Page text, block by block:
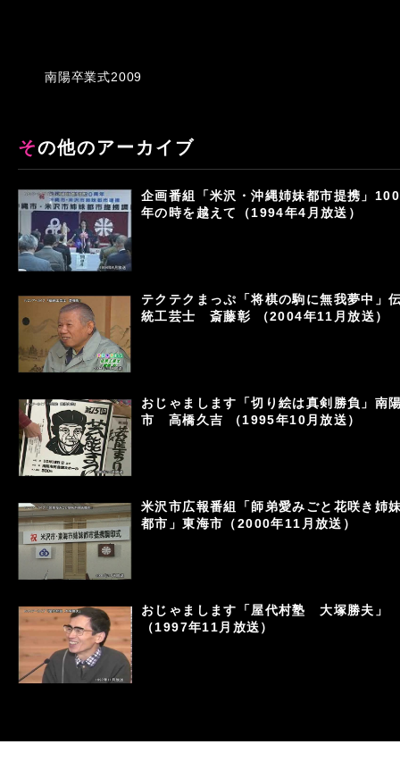
南陽卒業式2009
その他のアーカイブ
企画番組「米沢・沖縄姉妹都市提携」100
年の時を越えて（1994年4月放送）
テクテクまっぷ「将棋の駒に無我夢中」
統工芸士 斎藤彰 （2004年11月放送）
おじゃまします「切り絵は真剣勝負」南
市 高橋久吉 （1995年10月放送）
米沢市広報番組「師弟愛みごと花咲き姉
都市」東海市（2000年11月放送）
おじゃまします「屋代村塾 大塚勝夫」
（1997年11月放送）